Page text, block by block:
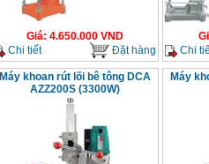
Giá: 4.650.000VND
Chi tiết
Đặt hàng
Chi
Máy khoan rút lõi bê tông DCA
AZZ200S (3300W)
Máy